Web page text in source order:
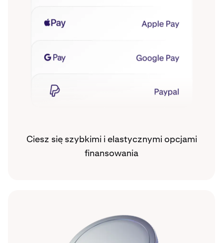
Ciesz się szybkimi i elastycznymi opcjami
finansowania